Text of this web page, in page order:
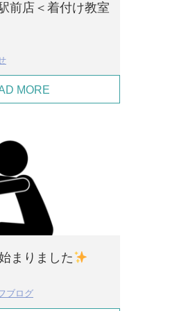
前店＜着付け教室
MORE
まりました
ブログ